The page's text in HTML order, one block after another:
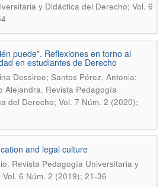
y Didáctica del Derecho; Vol. 6
puede”. Reflexiones en torno al
en estudiantes de Derecho
Dessiree; Santos Pérez, Antonia;
Alejandra. Revista Pedagogía
del Derecho; Vol. 7 Núm. 2 (2020);
and legal culture
. Revista Pedagogía Universitaria y
6 Núm. 2 (2019); 21-36